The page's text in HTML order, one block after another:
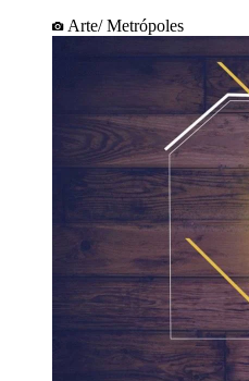
Arte/ Metrópoles